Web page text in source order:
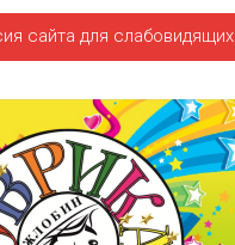
сайта для слабовидящих